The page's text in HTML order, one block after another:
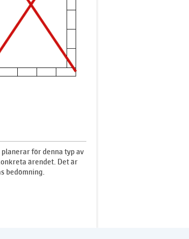
för denna typ av
ärendet. Det är
bedömning.